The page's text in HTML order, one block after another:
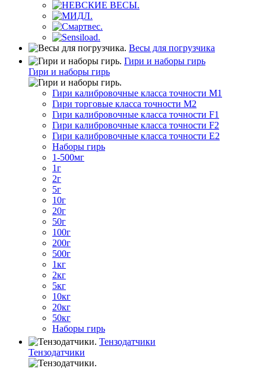
Весы для погрузчика
Гири и наборы гирь
Гири и наборы гирь
Гири калибровочные класса точности M1
Гири торговые класса точности M2
Гири калибровочные класса точности F1
Гири калибровочные класса точности F2
Гири калибровочные класса точности E2
Наборы гирь
1-500мг
1г
2г
5г
10г
20г
50г
100г
200г
500г
1кг
2кг
5кг
10кг
20кг
50кг
Наборы гирь
Тензодатчики
Тензодатчики